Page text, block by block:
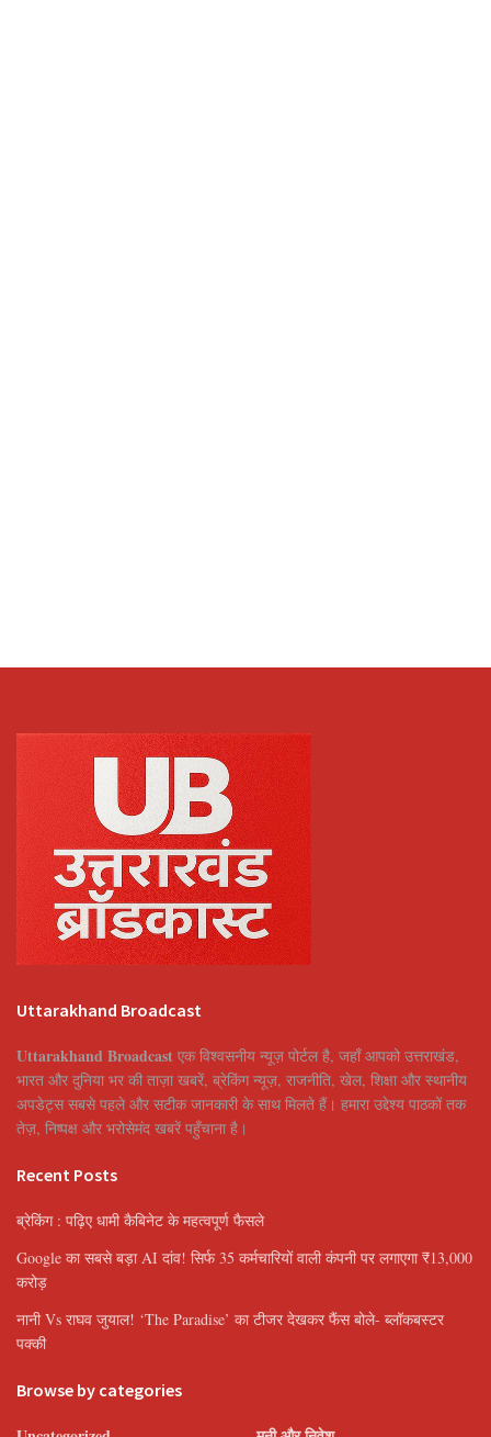
Uttarakhand Broadcast
Uttarakhand Broadcast एक विश्वसनीय न्यूज़ पोर्टल है, जहाँ आपको उत्तराखंड,
भारत और दुनिया भर की ताज़ा खबरें, ब्रेकिंग न्यूज़, राजनीति, खेल, शिक्षा और स्थानीय
अपडेट्स सबसे पहले और सटीक जानकारी के साथ मिलते हैं। हमारा उद्देश्य पाठकों तक
तेज़, निष्पक्ष और भरोसेमंद खबरें पहुँचाना है।
Recent Posts
ब्रेकिंग : पढ़िए धामी कैबिनेट के महत्वपूर्ण फैसले
Google का सबसे बड़ा AI दांव! सिर्फ 35 कर्मचारियों वाली कंपनी पर लगाएगा ₹13,000
करोड़
नानी Vs राघव जुयाल! ‘The Paradise’ का टीजर देखकर फैंस बोले- ब्लॉकबस्टर
पक्की
Browse by categories